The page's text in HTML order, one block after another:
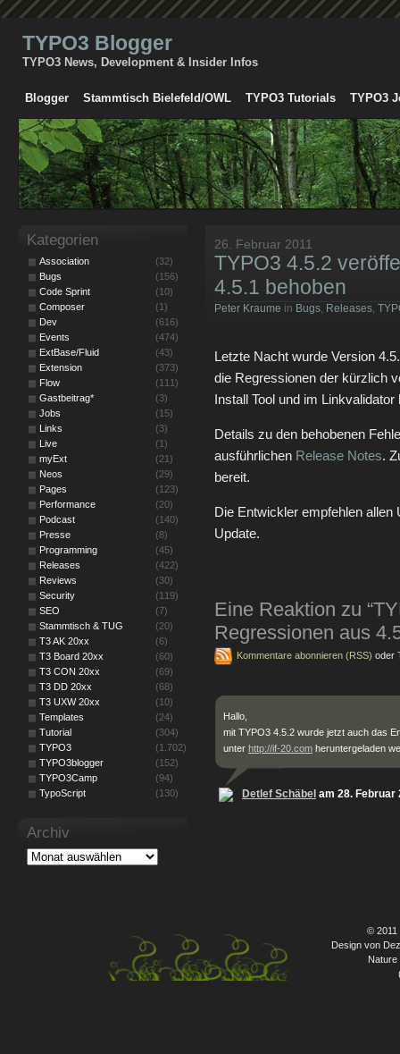
TYPO3 Blogger
TYPO3 News, Development & Insider Infos
Blogger Stammtisch Bielefeld/OWL TYPO3 Tutorials TYPO3
26. Februar 2011
TYPO3 4.5.2
4.5.1 behoben
Peter Kraume in Bugs, Releases,
Letzte Nacht wurde Version
die Regressionen der kürzlich
Install Tool und im
Details zu den behobenen
ausführlichen Release Notes.
bereit.
Die Entwickler empfehlen
Update.
Eine Reaktion zu
Regressionen aus
Kommentare abonnieren (RSS) oder
Hallo,
mit TYPO3 4.5.2 wurde jetzt auch das
unter http://if-20.com heruntergeladen
Detlef Schäbel am 28. Februar
Kategorien
Association
(32)
Bugs
(156)
Code Sprint
(10)
Composer
(1)
Dev
(616)
Events
(474)
ExtBase/Fluid
(43)
Extension
(373)
Flow
(111)
Gastbeitrag*
(3)
Jobs
(15)
Links
(3)
Live
(1)
myExt
(21)
Neos
(29)
Pages
(123)
Performance
(20)
Podcast
(140)
Presse
(8)
Programming
(45)
Releases
(422)
Reviews
(30)
Security
(119)
SEO
(7)
Stammtisch & TUG
(20)
T3 AK 20xx
(6)
T3 Board 20xx
(60)
T3 CON 20xx
(69)
T3 DD 20xx
(68)
T3 UXW 20xx
(10)
Templates
(24)
Tutorial
(304)
TYPO3
(1.702)
TYPO3blogger
(152)
TYPO3Camp
(94)
TypoScript
(130)
Archiv
© 2011
Design von
Nature